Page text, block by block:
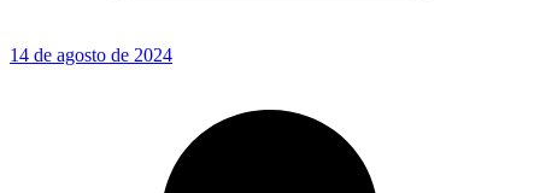
14 de agosto de 2024